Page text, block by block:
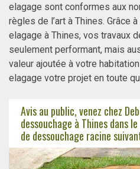
elagage sont conformes aux
règles de l’art à Thines. Grâce
elagage à Thines, vos travaux
seulement performant, mais
valeur ajoutée à votre
elagage votre projet en toute
Avis au public, venez chez
dessouchage à Thines dans
de dessouchage racine